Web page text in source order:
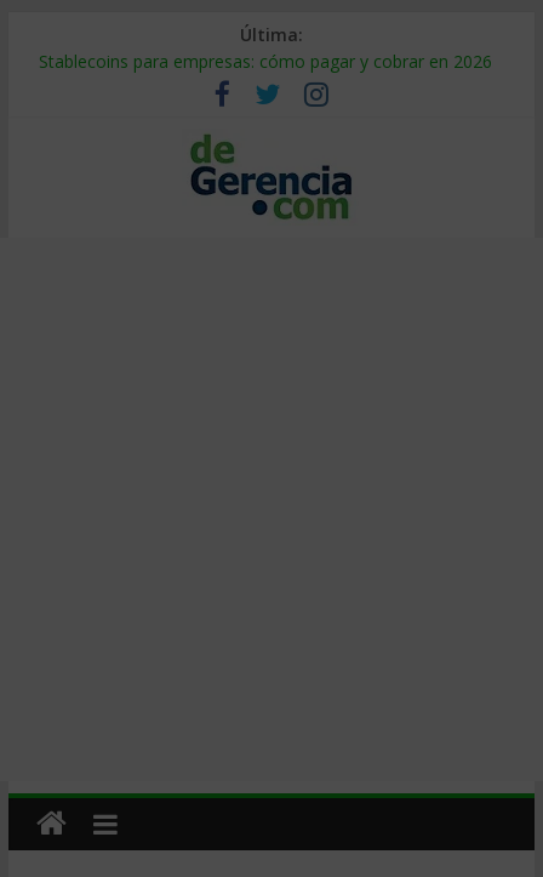
Última:
Stablecoins para empresas: cómo pagar y cobrar en 2026
Despido silencioso: qué es y por qué sale tan caro
IA en selección de personal: cómo auditarla a tiempo
Trabajo forzoso en la cadena de suministro: qué hacer
Mercado hispano de EE. UU.: cómo segmentarlo y venderle